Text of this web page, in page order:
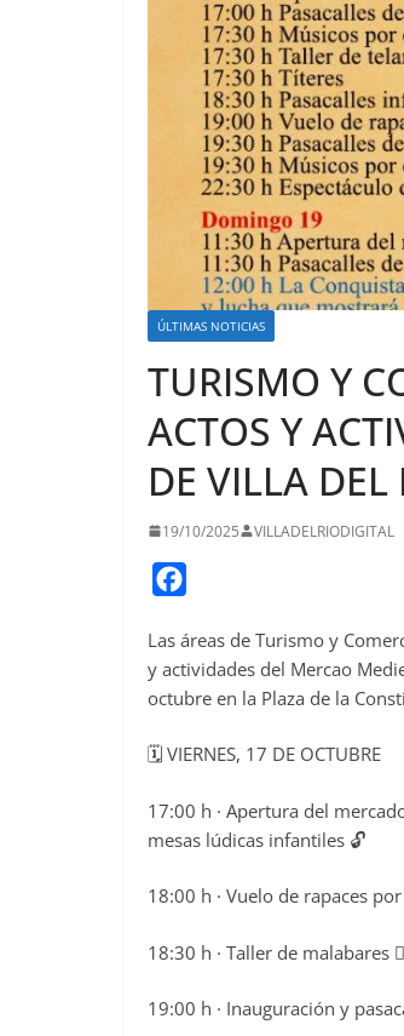
ÚLTIMAS NOTICIAS
TURISMO Y
ACTOS Y
DE VILLA
19/10/2025 VILLADELRIODIGITAL
c
e
b
o
k
Las áreas de Turismo y
y actividades del Mercao
octubre en la Plaza de la
🗓️ VIERNES, 17 DE OCTUBRE
17:00 h · Apertura del
mesas lúdicas infantiles 🔓
18:00 h · Vuelo de rapaces
18:30 h · Taller de malabares
19:00 h · Inauguración y